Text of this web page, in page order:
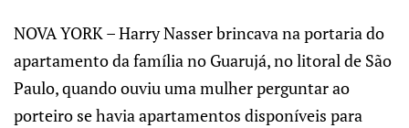
NOVA YORK – Harry Nasser brincava na portaria do
apartamento da família no Guarujá, no litoral de São
Paulo, quando ouviu uma mulher perguntar ao
porteiro se havia apartamentos disponíveis para